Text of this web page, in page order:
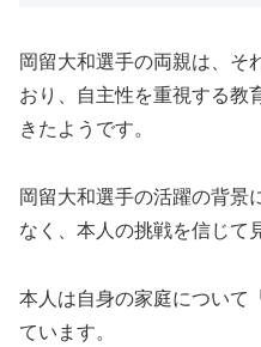
岡留大和選手の両親は、そ
おり、自主性を重視する教
きたようです。
岡留大和選手の活躍の背景
なく、本人の挑戦を信じて
本人は自身の家庭について
ています。